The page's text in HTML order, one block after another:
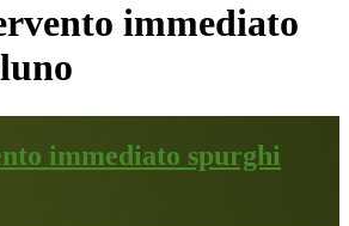
immediato
immediato spurghi